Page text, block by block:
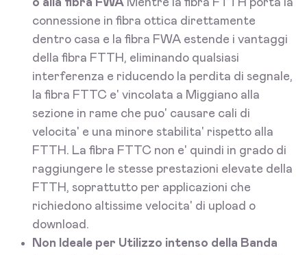
o alla fibra FWA Mentre la fibra FTTH porta la
connessione in fibra ottica direttamente
dentro casa e la fibra FWA estende i vantaggi
della fibra FTTH, eliminando qualsiasi
interferenza e riducendo la perdita di segnale,
la fibra FTTC e' vincolata a Miggiano alla
sezione in rame che puo' causare cali di
velocita' e una minore stabilita' rispetto alla
FTTH. La fibra FTTC non e' quindi in grado di
raggiungere le stesse prestazioni elevate della
FTTH, soprattutto per applicazioni che
richiedono altissime velocita' di upload o
download.
Non Ideale per Utilizzo intenso della Banda